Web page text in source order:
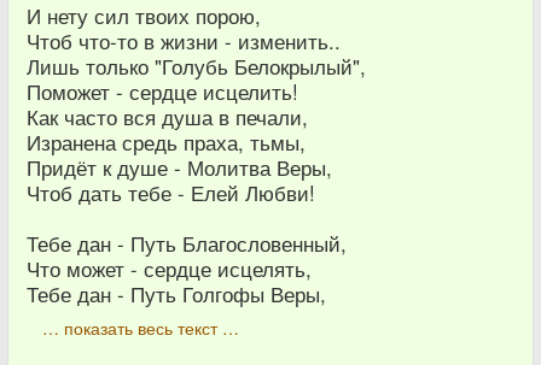
И нету сил твоих порою,
Чтоб что-то в жизни - изменить..
Лишь только "Голубь Белокрылый",
Поможет - сердце исцелить!
Как часто вся душа в печали,
Изранена средь праха, тьмы,
Придёт к душе - Молитва Веры,
Чтоб дать тебе - Елей Любви!
Тебе дан - Путь Благословенный,
Что может - сердце исцелять,
Тебе дан - Путь Голгофы Веры,
… показать весь текст …